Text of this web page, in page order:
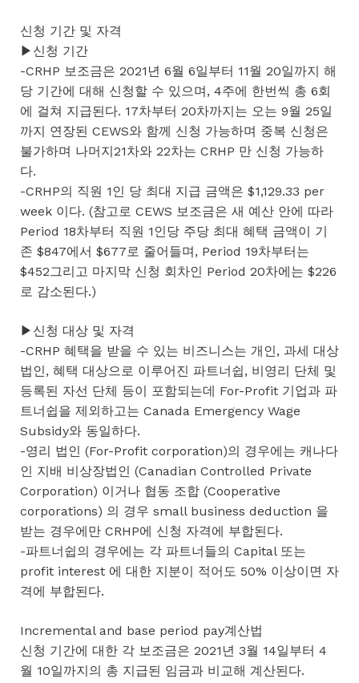
신청 기간 및 자격
▶신청 기간
-CRHP 보조금은 2021년 6월 6일부터 11월 20일까지 해
당 기간에 대해 신청할 수 있으며, 4주에 한번씩 총 6회
에 걸쳐 지급된다. 17차부터 20차까지는 오는 9월 25일
까지 연장된 CEWS와 함께 신청 가능하며 중복 신청은
불가하며 나머지21차와 22차는 CRHP 만 신청 가능하
다.
-CRHP의 직원 1인 당 최대 지급 금액은 $1,129.33 per
week 이다. (참고로 CEWS 보조금은 새 예산 안에 따라
Period 18차부터 직원 1인당 주당 최대 혜택 금액이 기
존 $847에서 $677로 줄어들며, Period 19차부터는
$452그리고 마지막 신청 회차인 Period 20차에는 $226
로 감소된다.)
▶신청 대상 및 자격
-CRHP 혜택을 받을 수 있는 비즈니스는 개인, 과세 대상
법인, 혜택 대상으로 이루어진 파트너쉽, 비영리 단체 및
등록된 자선 단체 등이 포함되는데 For-Profit 기업과 파
트너쉽을 제외하고는 Canada Emergency Wage
Subsidy와 동일하다.
-영리 법인 (For-Profit corporation)의 경우에는 캐나다
인 지배 비상장법인 (Canadian Controlled Private
Corporation) 이거나 협동 조합 (Cooperative
corporations) 의 경우 small business deduction 을
받는 경우에만 CRHP에 신청 자격에 부합된다.
-파트너쉽의 경우에는 각 파트너들의 Capital 또는
profit interest 에 대한 지분이 적어도 50% 이상이면 자
격에 부합된다.
Incremental and base period pay계산법
신청 기간에 대한 각 보조금은 2021년 3월 14일부터 4
월 10일까지의 총 지급된 임금과 비교해 계산된다.